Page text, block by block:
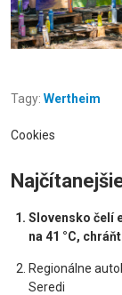
Tagy: Wertheim
Cookies
Slovensko čelí
na 41 °C,
Regionálne
Seredi